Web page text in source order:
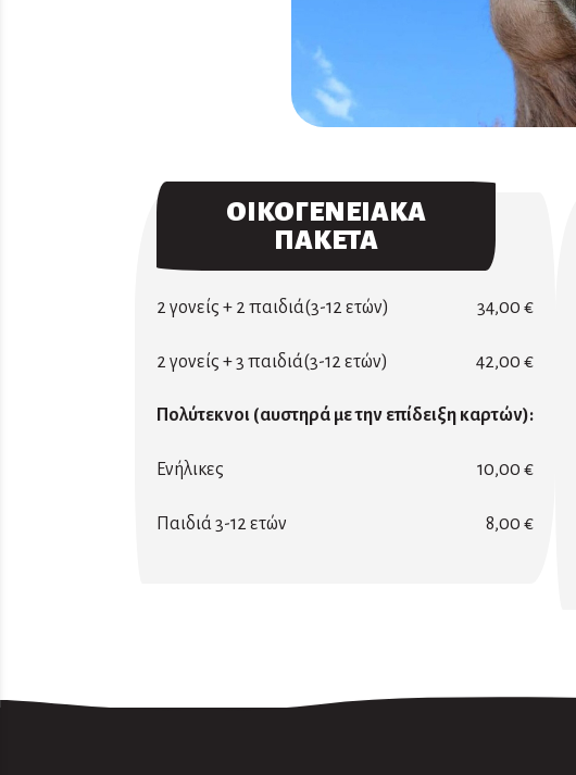
ΟΙΚΟΓΕΝΕΙΑΚΑ
ΠΑΚΕΤΑ
2 γονείς + 2 παιδιά(3-12 ετών) 34,00 €
2 γονείς + 3 παιδιά(3-12 ετών) 42,00 €
Πολύτεκνοι (αυστηρά με την επίδειξη καρτών):
Ενήλικες 10,00 €
Παιδιά 3-12 ετών 8,00 €